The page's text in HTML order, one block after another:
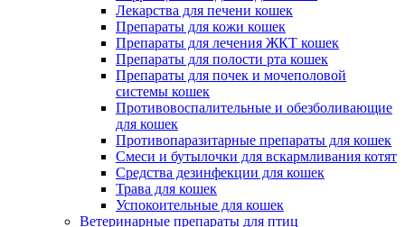
Лекарства для печени кошек
Препараты для кожи кошек
Препараты для лечения ЖКТ кошек
Препараты для полости рта кошек
Препараты для почек и мочеполовой
системы кошек
Противовоспалительные и обезболивающие
для кошек
Противопаразитарные препараты для кошек
Смеси и бутылочки для вскармливания котят
Средства дезинфекции для кошек
Трава для кошек
Успокоительные для кошек
Ветеринарные препараты для птиц